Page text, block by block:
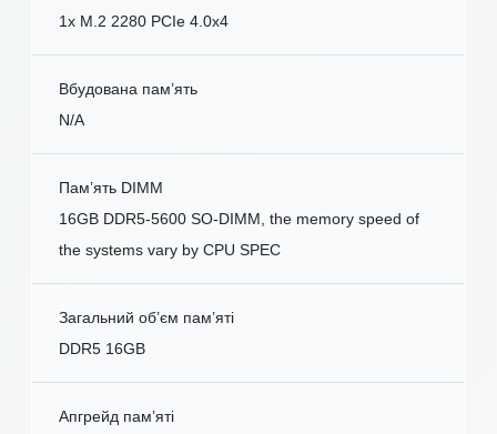
1x M.2 2280 PCIe 4.0x4
Вбудована пам’ять
N/A
Пам’ять DIMM
16GB DDR5-5600 SO-DIMM, the memory speed of
the systems vary by CPU SPEC
Загальний об’єм пам’яті
DDR5 16GB
Апгрейд пам’яті